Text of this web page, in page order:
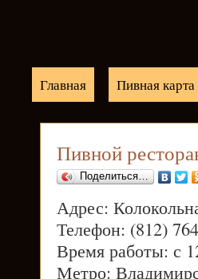
Главная Пивная карта
Пивной
Поделиться…
Адрес:
Телефон: (812)
Время работы: с
Метро: